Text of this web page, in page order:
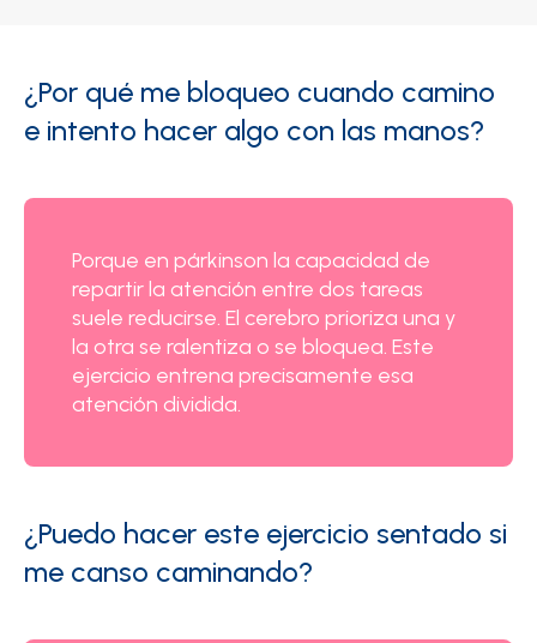
¿Por qué me bloqueo cuando camino
e intento hacer algo con las manos?
Porque en párkinson la capacidad de
repartir la atención entre dos tareas
suele reducirse. El cerebro prioriza una y
la otra se ralentiza o se bloquea. Este
ejercicio entrena precisamente esa
atención dividida.
¿Puedo hacer este ejercicio sentado si
me canso caminando?